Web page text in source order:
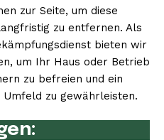
zur Seite, um diese
zu entfernen. Als
bieten wir
um Ihr Haus oder Betrieb
zu befreien und ein
zu gewährleisten.